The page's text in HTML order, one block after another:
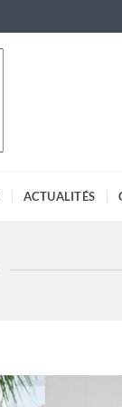
ACTUALITÉS